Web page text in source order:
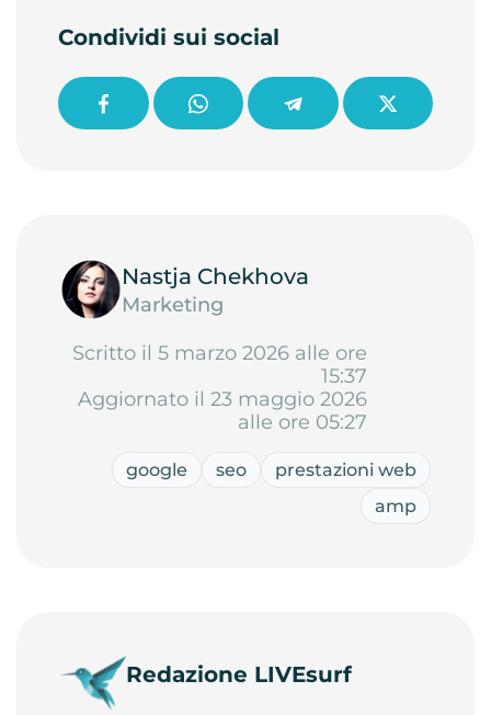
Condividi sui social
Nastja Chekhova
Marketing
Scritto il 5 marzo 2026 alle ore
15:37
Aggiornato il 23 maggio 2026
alle ore 05:27
google seo
prestazioni web
amp
Redazione LIVEsurf